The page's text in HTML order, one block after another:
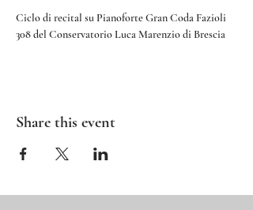
Ciclo di recital su Pianoforte Gran Coda Fazioli
308 del Conservatorio Luca Marenzio di Brescia
Share this event